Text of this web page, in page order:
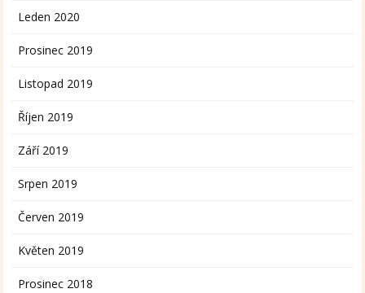
Leden 2020
Prosinec 2019
Listopad 2019
Říjen 2019
Září 2019
Srpen 2019
Červen 2019
Květen 2019
Prosinec 2018